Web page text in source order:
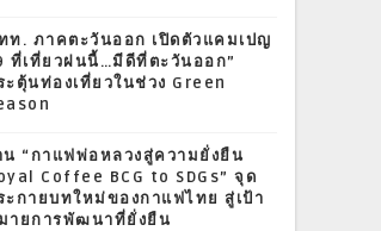
ท. ภาคตะวันออก เปิดตัวแคมเปญ
ที่เที่ยวฝนนี้…มีดีที่ตะวันออก”
ะตุ้นท่องเที่ยวในช่วง Green
น “กาแฟพ่อหลวงสู่ความยั่งยืน
Coffee BCG to SDGs” จุด
ะกายบทใหม่ของกาแฟไทย สู่เป้า
ายการพัฒนาที่ยั่งยืน